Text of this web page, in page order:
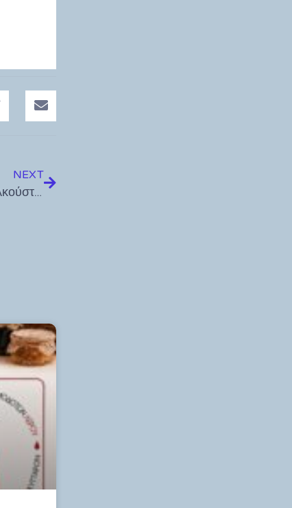
NEXT
“Σελιδοδείκτες” με τον Παναγίωτη Δημητρόπουλο – Ακούστε την εκπομπή της Δευτέρας 05.04.21